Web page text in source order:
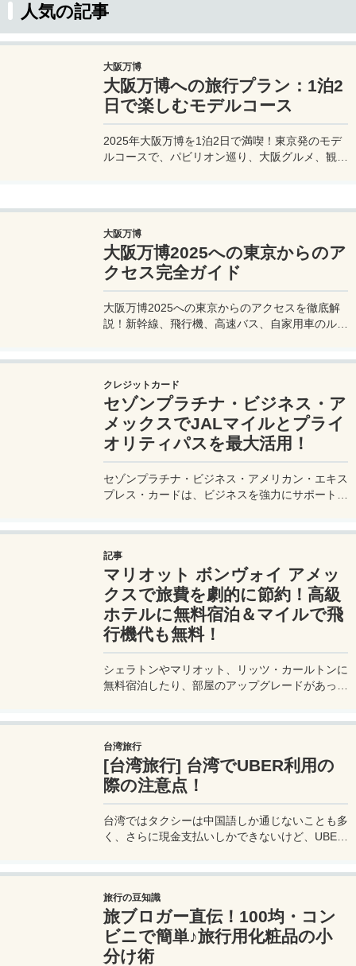
人気の記事
大阪万博
大阪万博への旅行プラン：1泊2
日で楽しむモデルコース
2025年大阪万博を1泊2日で満喫！東京発のモデ
ルコースで、パビリオン巡り、大阪グルメ、観光
大阪万博
大阪万博2025への東京からのア
クセス完全ガイド
大阪万博2025への東京からのアクセスを徹底解
説！新幹線、飛行機、高速バス、自家用車のルー
クレジットカード
セゾンプラチナ・ビジネス・ア
メックスでJALマイルとプライ
オリティパスを最大活用！
セゾンプラチナ・ビジネス・アメリカン・エキス
プレス・カードは、ビジネスを強力にサポートす
最適です。初年度の年会費無料も魅力。ステータ
スと実用性を兼ね備えたビジネスカードで、あな
たのビジネスをワンランクアップさせませんか？
記事
マリオット ボンヴォイ アメッ
クスで旅費を劇的に節約！高級
ホテルに無料宿泊＆マイルで飛
行機代も無料！
シェラトンやマリオット、リッツ・カールトンに
無料宿泊したり、部屋のアップグレードがあった
カード 」の魅力とメリット、デメリットを交え
詳しく紹介していきたい。
台湾旅行
[台湾旅行] 台湾でUBER利用の
際の注意点！
台湾ではタクシーは中国語しか通じないことも多
く、さらに現金支払いしかできないけど、UBER
舞われることもあるので注意が必要だ。
旅行の豆知識
旅ブロガー直伝！100均・コン
ビニで簡単♪旅行用化粧品の小
分け術